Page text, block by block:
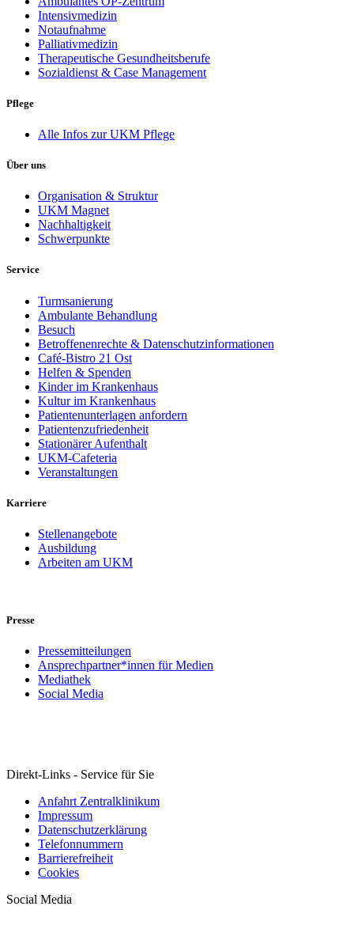
Intensivmedizin
Notaufnahme
Palliativmedizin
Therapeutische Gesundheitsberufe
Sozialdienst & Case Management
Pflege
Alle Infos zur UKM Pflege
Über uns
Organisation & Struktur
UKM Magnet
Nachhaltigkeit
Schwerpunkte
Service
Turmsanierung
Ambulante Behandlung
Besuch
Betroffenenrechte & Datenschutzinformationen
Café-Bistro 21 Ost
Helfen & Spenden
Kinder im Krankenhaus
Kultur im Krankenhaus
Patientenunterlagen anfordern
Patientenzufriedenheit
Stationärer Aufenthalt
UKM-Cafeteria
Veranstaltungen
Karriere
Stellenangebote
Ausbildung
Arbeiten am UKM
Presse
Pressemitteilungen
Ansprechpartner*innen für Medien
Mediathek
Social Media
Direkt-Links - Service für Sie
Anfahrt Zentralklinikum
Impressum
Datenschutzerklärung
Telefonnummern
Barrierefreiheit
Cookies
Social Media